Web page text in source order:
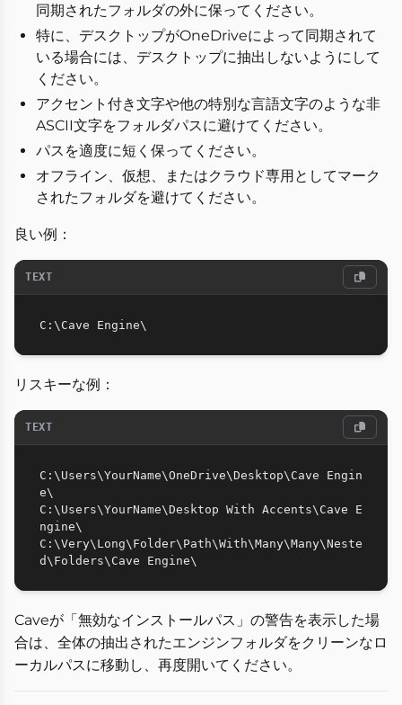
同期されたフォルダの外に保ってください。
特に、デスクトップがOneDriveによって同期されて
いる場合には、デスクトップに抽出しないようにして
ください。
アクセント付き文字や他の特別な言語文字のような非
ASCII文字をフォルダパスに避けてください。
パスを適度に短く保ってください。
オフライン、仮想、またはクラウド専用としてマーク
されたフォルダを避けてください。
良い例：
TEXT
リスキーな例：
TEXT
C:\Users\YourName\OneDrive\Desktop\Cave Engin
e\
C:\Users\YourName\Desktop With Accents\Cave E
ngine\
C:\Very\Long\Folder\Path\With\Many\Many\Neste
Caveが「無効なインストールパス」の警告を表示した場
合は、全体の抽出されたエンジンフォルダをクリーンなロ
ーカルパスに移動し、再度開いてください。